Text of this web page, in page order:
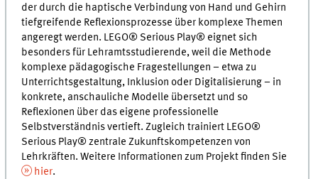
der durch die haptische Verbindung von Hand und Gehirn
tiefgreifende Reflexionsprozesse über komplexe Themen
angeregt werden. LEGO® Serious Play® eignet sich
besonders für Lehramtsstudierende, weil die Methode
komplexe pädagogische Fragestellungen – etwa zu
Unterrichtsgestaltung, Inklusion oder Digitali­sierung – in
konkrete, anschauliche Modelle übersetzt und so
Reflexionen über das eigene professionelle
Selbstverständnis vertieft. Zugleich trainiert LEGO®
Serious Play® zentrale Zukunftskompetenzen von
Lehrkräften. Weitere Informationen zum Projekt finden Sie
hier.